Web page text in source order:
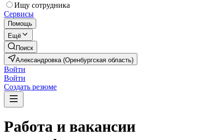
Ищу сотрудника
Сервисы
Помощь
Ещё
Поиск
Александровка (Оренбургская область)
Войти
Войти
Создать резюме
Работа и вакансии